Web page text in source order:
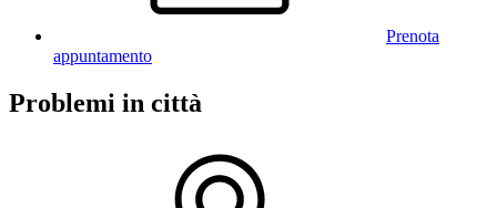
Prenota
appuntamento
Problemi in città